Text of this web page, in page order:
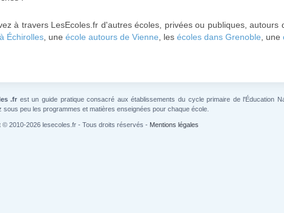
à travers LesEcoles.fr d'autres écoles, privées ou publiques, autours
Échirolles , une école autours de Vienne , les écoles dans Grenoble , une
.fr est un guide pratique consacré aux établissements du cycle primaire de l'Éducation
sous peu les programmes et matières enseignées pour chaque école.
© 2010-2026 lesecoles.fr - Tous droits réservés - Mentions légales